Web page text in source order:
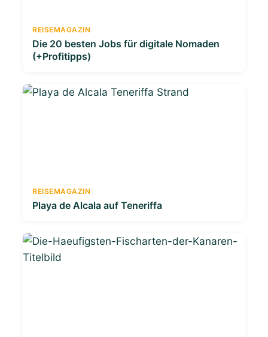
REISEMAGAZIN
Die 20 besten Jobs für digitale Nomaden
(+Profitipps)
REISEMAGAZIN
Playa de Alcala auf Teneriffa